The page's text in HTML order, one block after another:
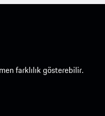
farklılık gösterebilir.